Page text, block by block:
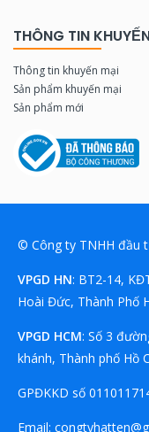
THÔNG TIN
Thông tin khuyến mại
Sản phẩm khuyến mại
Sản phẩm mới
© Công ty TNHH đầu
VPGD HN: BT2-14,
Hoài Đức, Thành Phố
VPGD HCM: Số 3
khánh, Thành phố Hồ
GPĐKKD số
Email: